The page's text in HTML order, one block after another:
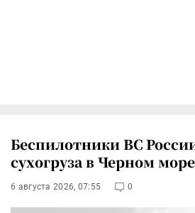
Беспилотники ВС
сухогруза в Черном море
6 августа 2026, 07:55 0